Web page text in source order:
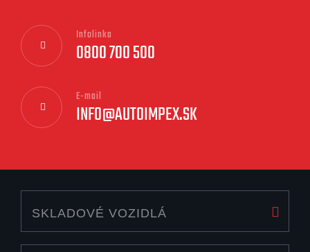
Infolinka
0800 700 500
E-mail
INFO@AUTOIMPEX.SK
SKLADOVÉ VOZIDLÁ